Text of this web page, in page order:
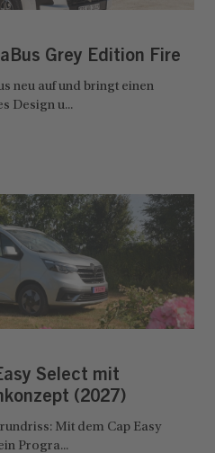
Grey Edition Fire
neu auf und bringt einen
Design u...
Select mit
(2027)
Mit dem Cap Easy
Progra...